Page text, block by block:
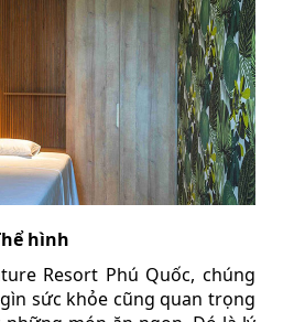
hình
Resort Phú Quốc, chúng
sức khỏe cũng quan trọng